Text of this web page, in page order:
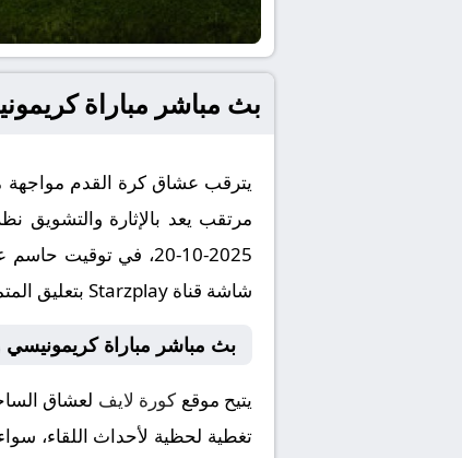
بث مباشر مباراة
يترقب عشاق كرة القدم مواجهة
مرتقب يعد بالإثارة والتشويق
شاشة قناة Starzplay بتعليق المتميز .
بث مباشر مباراة كريمونيسي
يتيح موقع كورة لايف لعشاق
تغطية لحظية لأحداث اللقاء،